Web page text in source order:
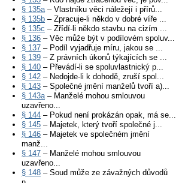
§ 135a– Vlastníku věci náležejí i přírů...
§ 135b – Zpracuje-li někdo v dobré víře ...
§ 135c – Zřídí-li někdo stavbu na cizím ...
§ 136 – Věc může být v podílovém spoluv...
§ 137 – Podíl vyjadřuje míru, jakou se ...
§ 139 – Z právních úkonů týkajících se ...
§ 140 – Převádí-li se spoluvlastnický p...
§ 142 – Nedojde-li k dohodě, zruší spol...
§ 143 – Společné jmění manželů tvoří a)...
§ 143a– Manželé mohou smlouvou
uzavřeno...
§ 144 – Pokud není prokázán opak, má se...
§ 145 – Majetek, který tvoří společné j...
§ 146 – Majetek ve společném jmění
manž...
§ 147 – Manželé mohou smlouvou
uzavřeno...
§ 148 – Soud může ze závažných důvodů